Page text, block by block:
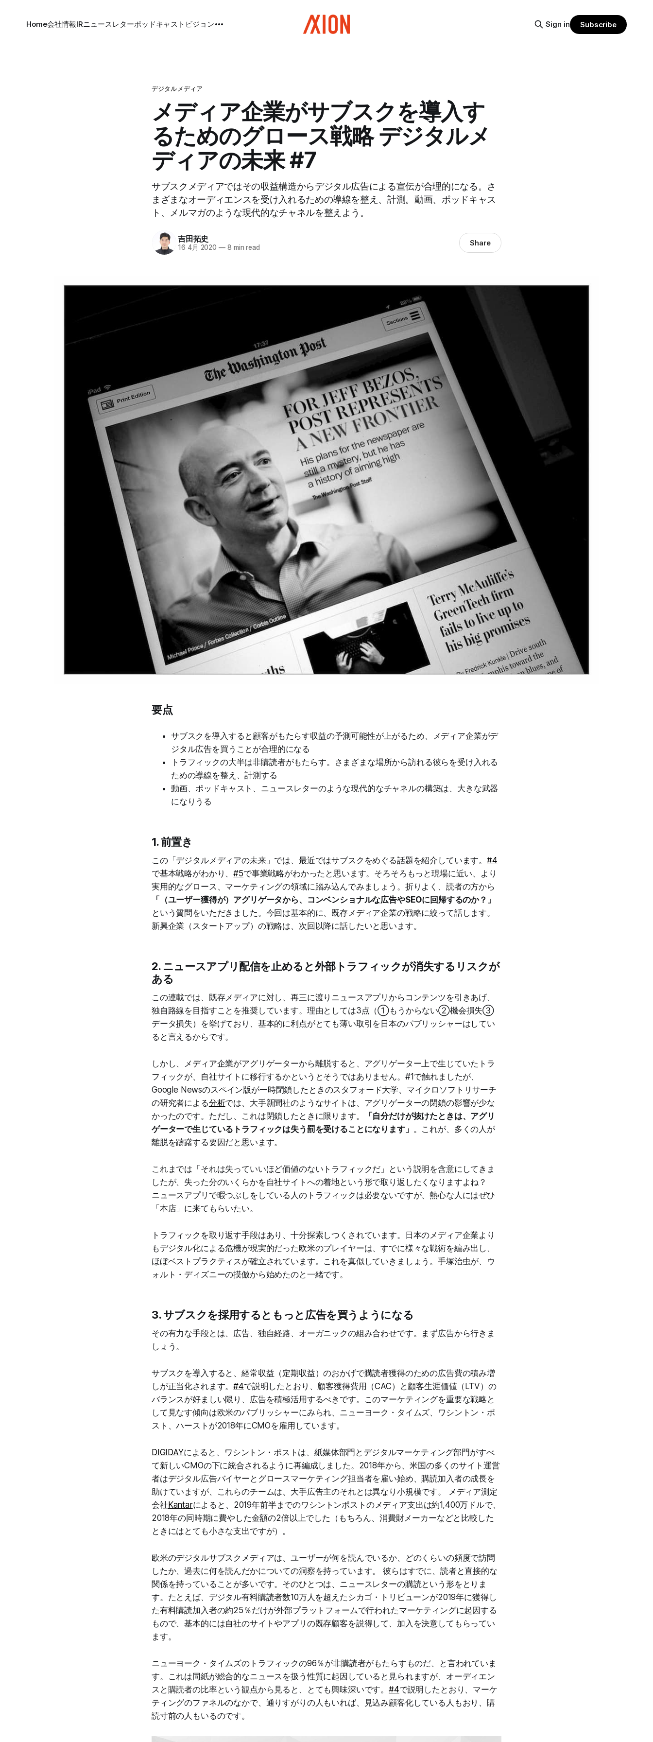
Home会社情報IRニュースレターポッドキャスト ビジョン Sign in Subscribe
デジタルメディア
メディア企業がサブスクを導入す
るためのグロース戦略 デジタルメ
ディアの未来 #7
サブスクメディアではその収益構造からデジタル広告による宣伝が合理的になる。さ
まざまなオーディエンスを受け入れるための導線を整え、計測。動画、ポッドキャス
ト、メルマガのような現代的なチャネルを整えよう。
吉田拓史
16 4月 2020 — 8 min read Share
要点
サブスクを導入すると顧客がもたらす収益の予測可能性が上がるため、メディア企業がデ
ジタル広告を買うことが合理的になる
トラフィックの大半は非購読者がもたらす。さまざまな場所から訪れる彼らを受け入れる
ための導線を整え、計測する
動画、ポッドキャスト、ニュースレターのような現代的なチャネルの構築は、大きな武器
になりうる
1. 前置き
この「デジタルメディアの未来」では、最近ではサブスクをめぐる話題を紹介しています。#4
で基本戦略がわかり、#5で事業戦略がわかったと思います。そろそろもっと現場に近い、より
実用的なグロース、マーケティングの領域に踏み込んでみましょう。折りよく、読者の方から
「（ユーザー獲得が）アグリゲータから、コンベンショナルな広告やSEOに回帰するのか？」
という質問をいただきました。今回は基本的に、既存メディア企業の戦略に絞って話します。
新興企業（スタートアップ）の戦略は、次回以降に話したいと思います。
2. ニュースアプリ配信を止めると外部トラフィックが消失するリスクが
ある
この連載では、既存メディアに対し、再三に渡りニュースアプリからコンテンツを引きあげ、
独自路線を目指すことを推奨しています。理由としては3点（①もうからない②機会損失③
データ損失）を挙げており、基本的に利点がとても薄い取引を日本のパブリッシャーはしてい
ると言えるからです。
しかし、メディア企業がアグリゲーターから離脱すると、アグリゲーター上で生じていたトラ
フィックが、自社サイトに移行するかというとそうではありません。#1で触れましたが、
Google Newsのスペイン版が一時閉鎖したときのスタフォード大学、マイクロソフトリサーチ
の研究者による分析では、大手新聞社のようなサイトは、アグリゲーターの閉鎖の影響が少な
かったのです。ただし、これは閉鎖したときに限ります。
「自分だけが抜けたときは、アグリ
ゲーターで生じているトラフィックは失う罰を受けることになります」 。これが、多くの人が
離脱を躊躇する要因だと思います。
これまでは「それは失っていいほど価値のないトラフィックだ」という説明を含意にしてきま
したが、失った分のいくらかを自社サイトへの着地という形で取り返したくなりますよね？
ニュースアプリで暇つぶしをしている人のトラフィックは必要ないですが、熱心な人にはぜひ
「本店」に来てもらいたい。
トラフィックを取り返す手段はあり、十分探索しつくされています。日本のメディア企業より
もデジタル化による危機が現実的だった欧米のプレイヤーは、すでに様々な戦術を編み出し、
ほぼベストプラクティスが確立されています。これを真似していきましょう。手塚治虫が、ウ
ォルト・ディズニーの摸倣から始めたのと一緒です。
3. サブスクを採用するともっと広告を買うようになる
その有力な手段とは、広告、独自経路、オーガニックの組み合わせです。まず広告から行きま
しょう。
サブスクを導入すると、経常収益（定期収益）のおかげで購読者獲得のための広告費の積み増
しが正当化されます。#4で説明したとおり、顧客獲得費用（CAC）と顧客生涯価値（LTV）の
バランスが好ましい限り、広告を積極活用するべきです。このマーケティングを重要な戦略と
して見なす傾向は欧米のパブリッシャーにみられ、ニューヨーク・タイムズ、ワシントン・ポ
スト、ハーストが2018年にCMOを雇用しています。
DIGIDAYによると、ワシントン・ポストは、紙媒体部門とデジタルマーケティング部門がすべ
て新しいCMOの下に統合されるように再編成しました。2018年から、米国の多くのサイト運営
者はデジタル広告バイヤーとグロースマーケティング担当者を雇い始め、購読加入者の成長を
助けていますが、これらのチームは、大手広告主のそれとは異なり小規模です。 メディア測定
会社 Kantarによると、2019年前半までのワシントンポストのメディア支出は約1,400万ドルで、
2018年の同時期に費やした金額の2倍以上でした（もちろん、消費財メーカーなどと比較した
ときにはとても小さな支出ですが）。
欧米のデジタルサブスクメディアは、ユーザーが何を読んでいるか、どのくらいの頻度で訪問
したか、過去に何を読んだかについての洞察を持っています。 彼らはすでに、読者と直接的な
関係を持っていることが多いです。そのひとつは、ニュースレターの購読という形をとりま
す。たとえば、デジタル有料購読者数10万人を超えたシカゴ・トリビューンが2019年に獲得し
た有料購読加入者の約25％だけが外部プラットフォームで行われたマーケティングに起因する
もので、基本的には自社のサイトやアプリの既存顧客を説得して、加入を決意してもらってい
ます。
ニューヨーク・タイムズのトラフィックの96％が非購読者がもたらすものだ、と言われていま
す。これは同紙が総合的なニュースを扱う性質に起因していると見られますが、オーディエン
スと購読者の比率という観点から見ると、とても興味深いです。#4で説明したとおり、マーケ
ティングのファネルのなかで、通りすがりの人もいれば、見込み顧客化している人もおり、購
読寸前の人もいるのです。